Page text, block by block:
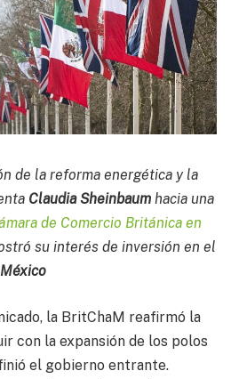
de la reforma energética y la
Claudia Sheinbaum hacia una
de Comercio Británica en
su interés de inversión en el
México
la BritChaM reafirmó la
con la expansión de los polos
el gobierno entrante.